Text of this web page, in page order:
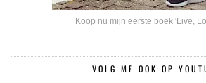
Koop nu mijn eerste boek 'Live,
VOLG ME OOK OP